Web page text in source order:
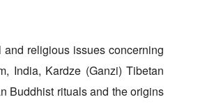
religious issues concerning
India, Kardze (Ganzi) Tibetan
Buddhist rituals and the origins